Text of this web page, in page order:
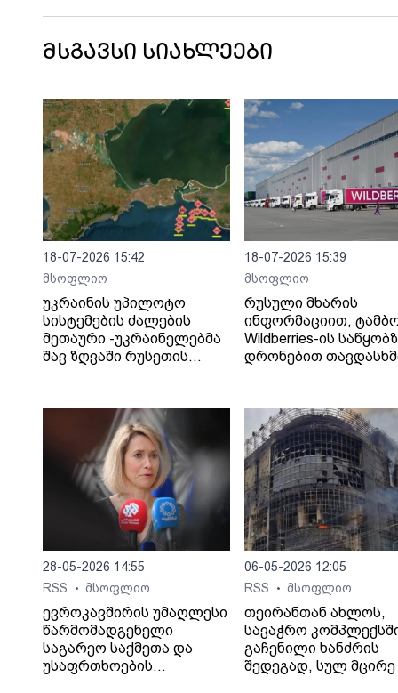
მოაწერინეს ხელი - ვის შევჩივლო,
მსგავსი სიახლეები
18-07-2026 15:42
მსოფლიო
უკრაინის უპილოტო
სისტემების ძალების
მეთაური -უკრაინელებმა
შავ ზღვაში რუსეთის
18-07-2026 15:39
მსოფლიო
რუსული მხარის
ინფორმაციით,
Wildberries-ის
დრონებით
28-05-2026 14:55
RSS
• მსოფლიო
ევროკავშირის უმაღლესი
წარმომადგენელი
საგარეო საქმეთა და
უსაფრთხოების
06-05-2026 12:05
RSS
• მსოფლიო
თეირანთან ახლოს,
სავაჭრო
გაჩენილი ხანძრის
შედეგად, სულ მცირე